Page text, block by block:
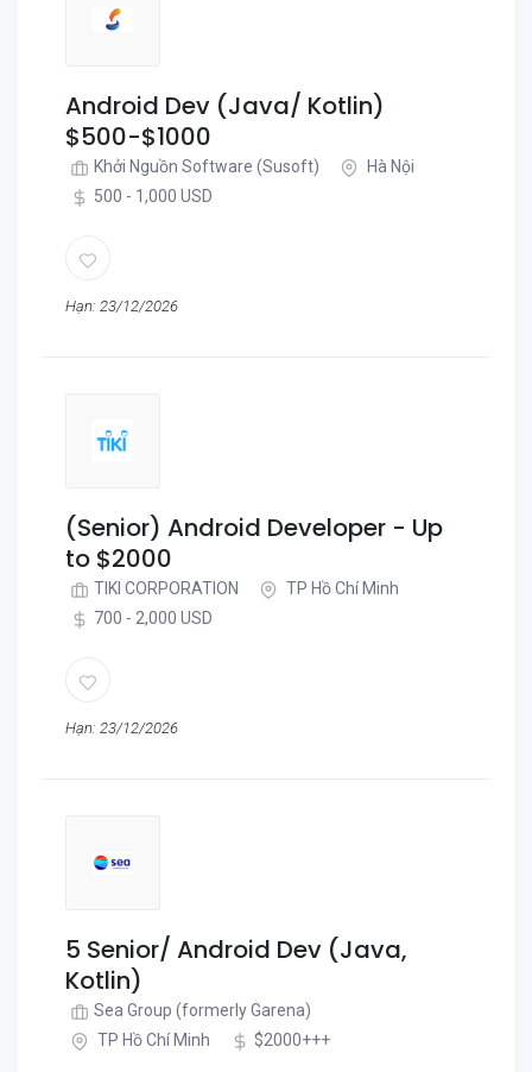
Android Dev (Java/ Kotlin)
$500-$1000
Khởi Nguồn Software (Susoft)
Hà Nội
500 - 1,000 USD
Hạn: 23/12/2026
(Senior) Android Developer - Up
to $2000
TIKI CORPORATION
TP Hồ Chí Minh
700 - 2,000 USD
Hạn: 23/12/2026
5 Senior/ Android Dev (Java,
Kotlin)
Sea Group (formerly Garena)
TP Hồ Chí Minh
$2000+++